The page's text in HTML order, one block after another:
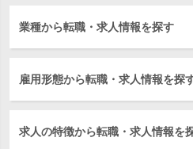
業種から転職・求人情報を探す
雇用形態から転職・求人情報を探
求人の特徴から転職・求人情報を